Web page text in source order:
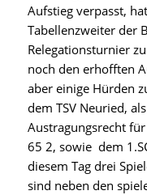
Aufstieg verpasst,
Tabellenzweiter der
Relegationsturnier
noch den erhofften
aber einige Hürden
dem TSV Neuried,
Austragungsrecht
65 2, sowie dem
diesem Tag drei
sind neben den